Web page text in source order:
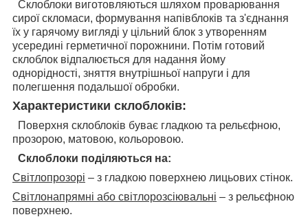
Склоблоки виготовляються шляхом проварювання
сирої скломаси, формування напівблоків та з'єднання
їх у гарячому вигляді у цільний блок з утворенням
усередині герметичної порожнини. Потім готовий
склоблок відпалюється для надання йому
однорідності, зняття внутрішньої напруги і для
полегшення подальшої обробки.
Характеристики склоблоків:
Поверхня склоблоків буває гладкою та рельєфною,
прозорою, матовою, кольоровою.
Склоблоки поділяються на:
Світлопрозорі – з гладкою поверхнею лицьових стінок.
Світлонапрямні або світлорозсіювальні – з рельєфною
поверхнею.